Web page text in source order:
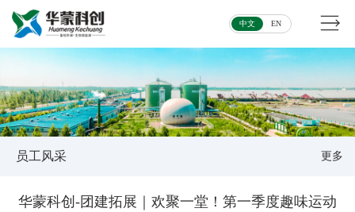
中文 EN
员工风采 更多
华蒙科创-团建拓展｜欢聚一堂！第一季度趣味运动